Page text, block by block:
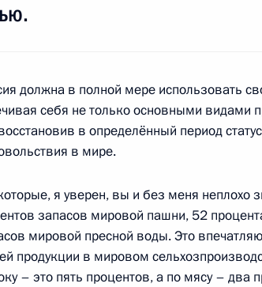
в Перми
Московская область, Горки
ночном клубе
должна в полной мере использовать
себя не только основными видами
в определённый период
в мире.
я уверен, вы и без меня неплохо
запасов мировой пашни, 52
мировой пресной воды. Это
продукции в мировом
– это пять процентов, а по мясу – два